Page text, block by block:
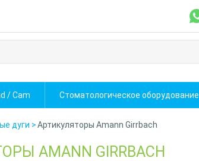
/ Cam Стоматологическое оборудование
дуги >Артикуляторы Amann Girrbach
AMANN GIRRBACH